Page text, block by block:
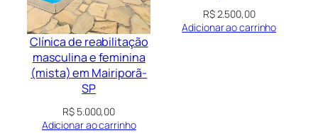
Clínica de reabilitação
masculina e feminina
(mista) em Mairiporã-
SP
R$ 5.000,00
Adicionar ao carrinho
R$2.500,00
Adicionar ao carrinho